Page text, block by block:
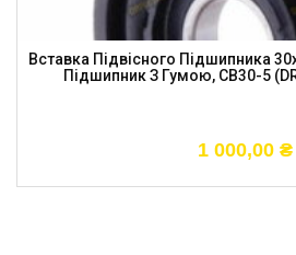
Вставка Підвісного Підшипника
Підшипник З Гумою, CB30-5
1 000,00 ₴